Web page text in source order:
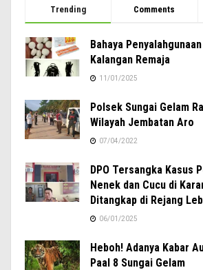
Trending Comments
Bahaya
Kalangan Remaja
11/01/2025
Polsek Sungai Gelam
Wilayah Jembatan Aro
07/04/2022
DPO Tersangka Kasus
Nenek dan Cucu di
Ditangkap di Rejang
06/01/2025
Heboh! Adanya Kabar
Paal 8 Sungai Gelam